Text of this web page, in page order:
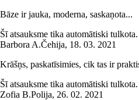
Bāze ir jauka, moderna, saskaņota...
Šī atsauksme tika automātiski tulkota.
Barbora A.Čehija, 18. 03. 2021
Krāšņs, paskatīsimies, cik tas ir
Šī atsauksme tika automātiski tulkota.
Zofia B.Polija, 26. 02. 2021